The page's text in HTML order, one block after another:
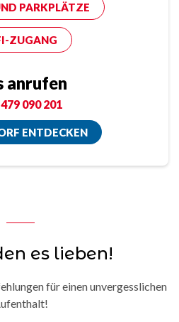
PARKPLÄTZE
ZUGANG
anrufen
090 201
ENTDECKEN
es lieben!
für einen unvergesslichen